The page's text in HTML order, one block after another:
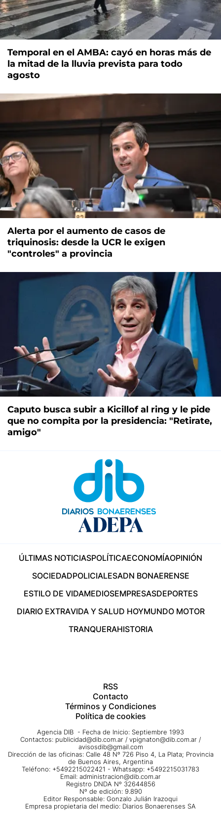
Temporal en el AMBA: cayó en horas más de
la mitad de la lluvia prevista para todo
agosto
Alerta por el aumento de casos de
triquinosis: desde la UCR le exigen
"controles" a provincia
Caputo busca subir a Kicillof al ring y le pide
que no compita por la presidencia: "Retirate,
amigo"
ÚLTIMAS NOTICIASPOLÍTICAECONOMÍAOPINIÓN
SOCIEDADPOLICIALESADN BONAERENSE
ESTILO DE VIDAMEDIOSEMPRESASDEPORTES
DIARIO EXTRAVIDA Y SALUD HOYMUNDO MOTOR
TRANQUERAHISTORIA
RSS
Contacto
Términos y Condiciones
Política de cookies
Agencia DIB - Fecha de Inicio: Septiembre 1993
Contactos: publicidad@dib.com.ar / vpignaton@dib.com.ar /
avisosdib@gmail.com
Dirección de las oficinas: Calle 48 Nº 726 Piso 4, La Plata; Provincia
de Buenos Aires, Argentina
Teléfono: +5492215022421 - Whatsapp: +5492215031783
Email: administracion@dib.com.ar
Registro DNDA Nº 32644856
Nº de edición: 9.890
Editor Responsable: Gonzalo Julián Irazoqui
Empresa propietaria del medio: Diarios Bonaerenses SA